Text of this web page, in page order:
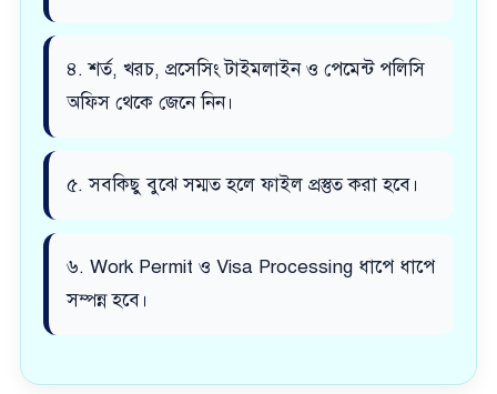
৪. শর্ত, খরচ, প্রসেসিং টাইমলাইন ও পেমেন্ট পলিসি
অফিস থেকে জেনে নিন।
৫. সবকিছু বুঝে সম্মত হলে ফাইল প্রস্তুত করা হবে।
৬. Work Permit ও Visa Processing ধাপে ধাপে
সম্পন্ন হবে।